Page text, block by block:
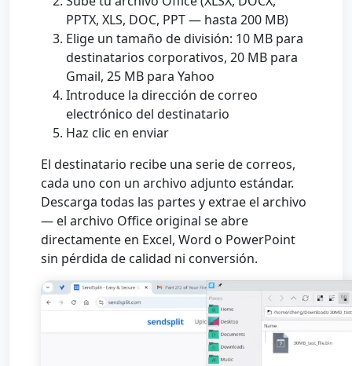
PPTX, XLS, DOC, PPT — hasta 200 MB)
Elige un tamaño de división: 10 MB para
destinatarios corporativos, 20 MB para
Gmail, 25 MB para Yahoo
Introduce la dirección de correo
electrónico del destinatario
Haz clic en enviar
El destinatario recibe una serie de correos,
cada uno con un archivo adjunto estándar.
Descarga todas las partes y extrae el archivo
— el archivo Office original se abre
directamente en Excel, Word o PowerPoint
sin pérdida de calidad ni conversión.